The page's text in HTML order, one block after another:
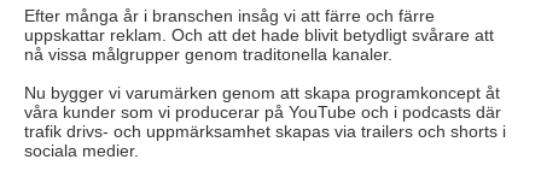
Efter många år i branschen insåg vi att färre och färre
uppskattar reklam. Och att det hade blivit betydligt svårare att
nå vissa målgrupper genom traditonella kanaler.
Nu bygger vi varumärken genom att skapa programkoncept åt
våra kunder som vi producerar på YouTube och i podcasts där
trafik drivs- och uppmärksamhet skapas via trailers och shorts i
sociala medier.